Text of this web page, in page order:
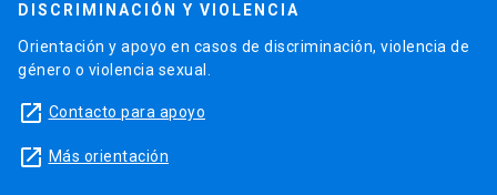
DISCRIMINACIÓN Y VIOLENCIA
Orientación y apoyo en casos de discriminación, violencia de
género o violencia sexual.
launch Contacto para apoyo
launch Más orientación